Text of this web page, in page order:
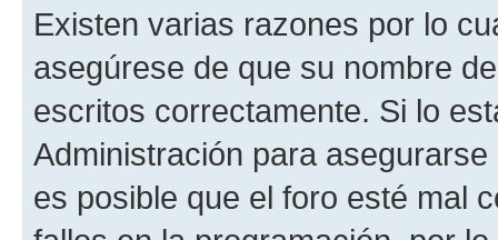
Existen varias razones por lo
asegúrese de que su nombre
escritos correctamente. Si lo
Administración para
es posible que el foro esté mal